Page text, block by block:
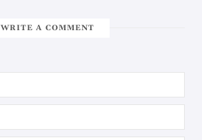
WRITE A COMMENT